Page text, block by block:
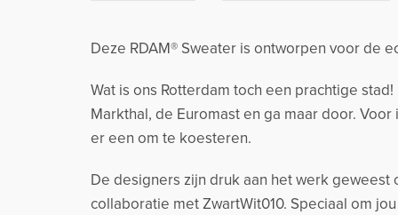
Deze RDAM® Sweater is ontworpen voor de
Wat is ons Rotterdam toch een prachtige
Markthal, de Euromast en ga maar door.
er een om te koesteren.
De designers zijn druk aan het werk
collaboratie met ZwartWit010. Speciaal om